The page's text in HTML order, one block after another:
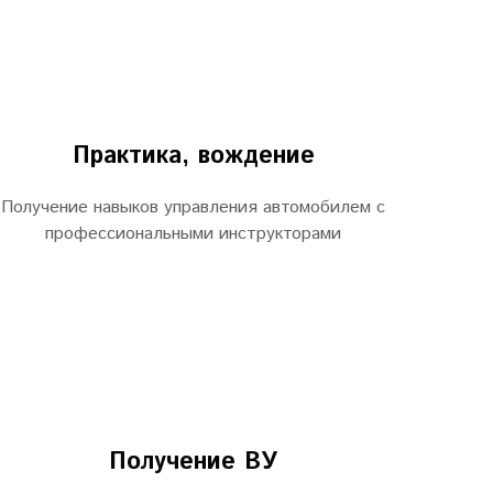
Практика, вождение
Получение навыков управления автомобилем с
профессиональными инструкторами
Получение ВУ